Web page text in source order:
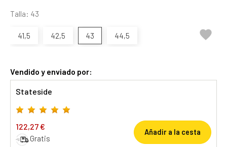
Talla: 43
41,5 42,5 43 44,5 
Vendido y enviado por:
Stateside
122,27 €
Gratis
Añadir a la cesta